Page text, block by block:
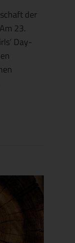
der
23.
Day-